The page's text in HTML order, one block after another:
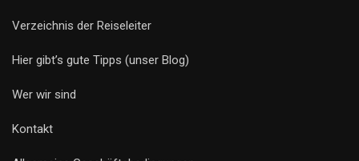
Verzeichnis der Reiseleiter
Hier gibt’s gute Tipps (unser Blog)
Wer wir sind
Kontakt